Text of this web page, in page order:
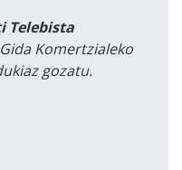
Telebista
Komertzialeko
gozatu.